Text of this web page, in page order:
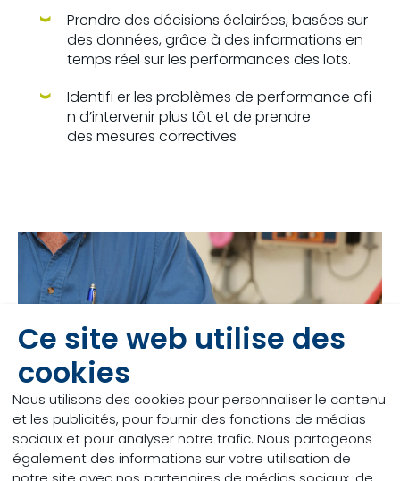
Ce site web utilise des
cookies
Nous utilisons des cookies pour personnaliser le contenu
et les publicités, pour fournir des fonctions de médias
sociaux et pour analyser notre trafic. Nous partageons
également des informations sur votre utilisation de
Prendre des décisions éclairées, basées sur
des données, grâce à des informations en
temps réel sur les performances des lots.
Identifi er les problèmes de performance afi
n d’intervenir plus tôt et de prendre
des mesures correctives